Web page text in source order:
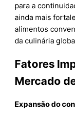
para a
ainda mais
alimentos
da culinária
Fatores
Mercado
Expansão do